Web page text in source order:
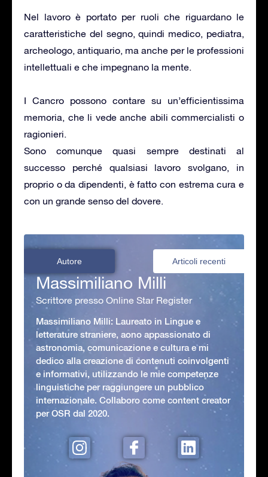
Nel lavoro è portato per ruoli che riguardano le
caratteristiche del segno, quindi medico, pediatra,
archeologo, antiquario, ma anche per le professioni
intellettuali e che impegnano la mente.
I Cancro possono contare su un’efficientissima
memoria, che li vede anche abili commercialisti o
ragionieri.
Sono comunque quasi sempre destinati al
successo perché qualsiasi lavoro svolgano, in
proprio o da dipendenti, è fatto con estrema cura e
con un grande senso del dovere.
Autore Articoli recenti
Massimiliano Milli
Scrittore presso Online Star Register
Massimiliano Milli: Laureato in Lingue e
letterature straniere, aono appassionato di
astronomia, comunicazione e cultura e mi
dedico alla creazione di contenuti coinvolgenti
e informativi, utilizzando le mie competenze
linguistiche per raggiungere un pubblico
internazionale. Collaboro come content creator
per OSR dal 2020.